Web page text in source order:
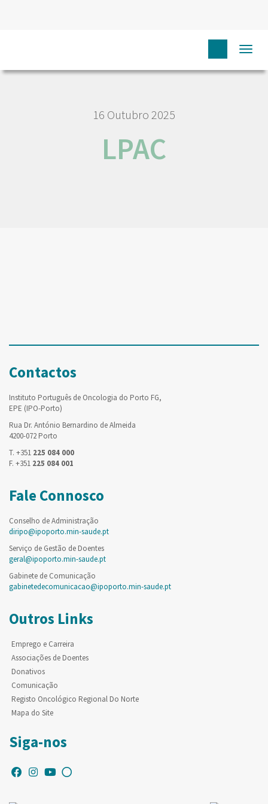
16 Outubro 2025
LPAC
Contactos
Instituto Português de Oncologia do Porto FG,
EPE (IPO-Porto)
Rua Dr. António Bernardino de Almeida
4200-072 Porto
T. +351 225 084 000
F. +351 225 084 001
Fale Connosco
Conselho de Administração
diripo@ipoporto.min-saude.pt
Serviço de Gestão de Doentes
geral@ipoporto.min-saude.pt
Gabinete de Comunicação
gabinetedecomunicacao@ipoporto.min-saude.pt
Outros Links
Emprego e Carreira
Associações de Doentes
Donativos
Comunicação
Registo Oncológico Regional Do Norte
Mapa do Site
Siga-nos